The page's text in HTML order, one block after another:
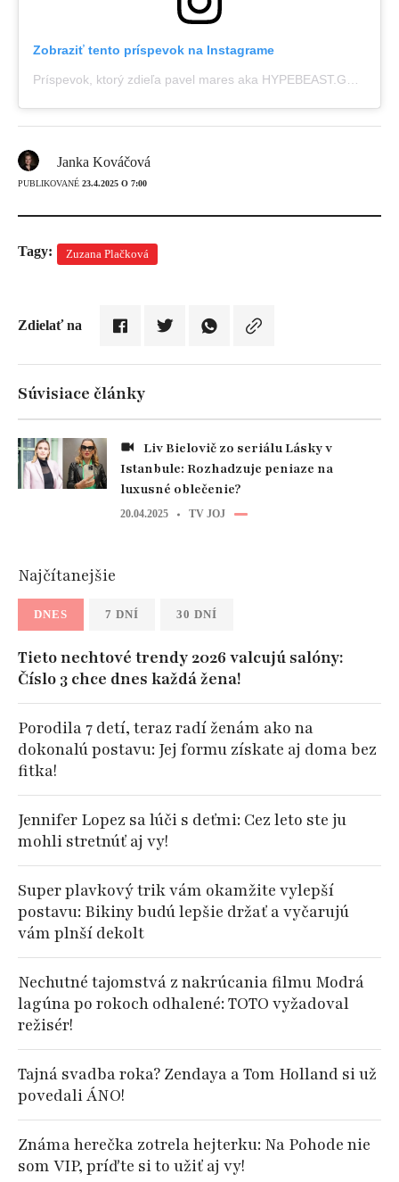
Zobraziť tento príspevok na Instagrame
Príspevok, ktorý zdieľa pavel mares aka HYPEBEAST.GURU (@hypebeast.guru)
Janka Kováčová
PUBLIKOVANÉ 23.4.2025 O 7:00
Tagy: Zuzana Plačková
Zdielať na
Súvisiace články
Istanbule: Rozhadzuje peniaze na
luxusné oblečenie?
20.04.2025 TV JOJ
Najčítanejšie
DNES 7 DNÍ 30 DNÍ
Tieto nechtové trendy 2026 valcujú salóny:
Číslo 3 chce dnes každá žena!
Porodila 7 detí, teraz radí ženám ako na
dokonalú postavu: Jej formu získate aj doma bez
fitka!
Jennifer Lopez sa lúči s deťmi: Cez leto ste ju
mohli stretnúť aj vy!
Super plavkový trik vám okamžite vylepší
postavu: Bikiny budú lepšie držať a vyčarujú
vám plnší dekolt
Nechutné tajomstvá z nakrúcania filmu Modrá
lagúna po rokoch odhalené: TOTO vyžadoval
režisér!
Tajná svadba roka? Zendaya a Tom Holland si už
povedali ÁNO!
Známa herečka zotrela hejterku: Na Pohode nie
som VIP, príďte si to užiť aj vy!